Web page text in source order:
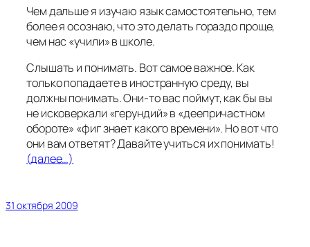
Чем дальше я изучаю язык самостоятельно, тем
более я осознаю, что это делать гораздо проще,
чем нас «учили» в школе.
Слышать и понимать. Вот самое важное. Как
только попадаете в иностранную среду, вы
должны понимать. Они-то вас поймут, как бы вы
не исковеркали «герундий» в «деепричастном
обороте» «фиг знает какого времени». Но вот что
они вам ответят? Давайте учиться их понимать!
(далее…)
31 октября 2009